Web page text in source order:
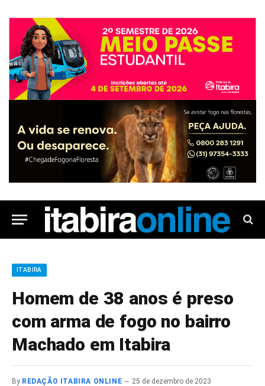
ITABIRA
Homem de 38 anos é preso
com arma de fogo no bairro
Machado em Itabira
By REDAÇÃO ITABIRA ONLINE
25 de dezembro de 2023